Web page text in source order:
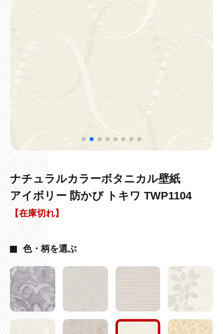
ナチュラルカラーボタニカル壁紙
アイボリー 防かび トキワ TWP1104
【在庫切れ】
色・柄を選ぶ